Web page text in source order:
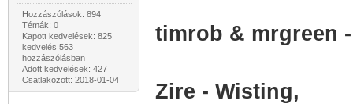
Hozzászólások: 894
Témák: 0
Kapott kedvelések: 825
kedvelés 563
hozzászólásban
Adott kedvelések: 427
Csatlakozott: 2018-01-04
timrob & mrgreen
Zire - Wisting,